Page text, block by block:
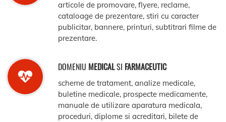
articole de promovare, flyere, reclame,
cataloage de prezentare, stiri cu caracter
publicitar, bannere, printuri, subtitrari filme de
prezentare.
DOMENIU MEDICALSI FARMACEUTIC
scheme de tratament, analize medicale,
buletine medicale, prospecte medicamente,
manuale de utilizare aparatura medicala,
proceduri, diplome si acreditari, bilete de